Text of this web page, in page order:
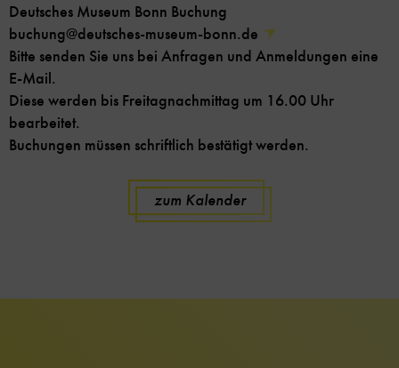
Deutsches Museum Bonn Buchung
buchung@deutsches-museum-bonn.de
Bitte senden Sie uns bei Anfragen und Anmeldungen eine
E-Mail.
Diese werden bis Freitagnachmittag um 16.00 Uhr
bearbeitet.
Buchungen müssen schriftlich bestätigt werden.
zum Kalender